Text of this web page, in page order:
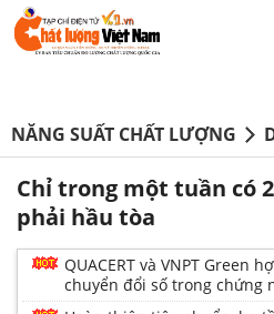
NĂNG SUẤT CHẤT LƯỢNG
Chỉ trong một tuần có
phải hầu tòa
QUACERT và VNPT Green
chuyển đổi số trong chứng